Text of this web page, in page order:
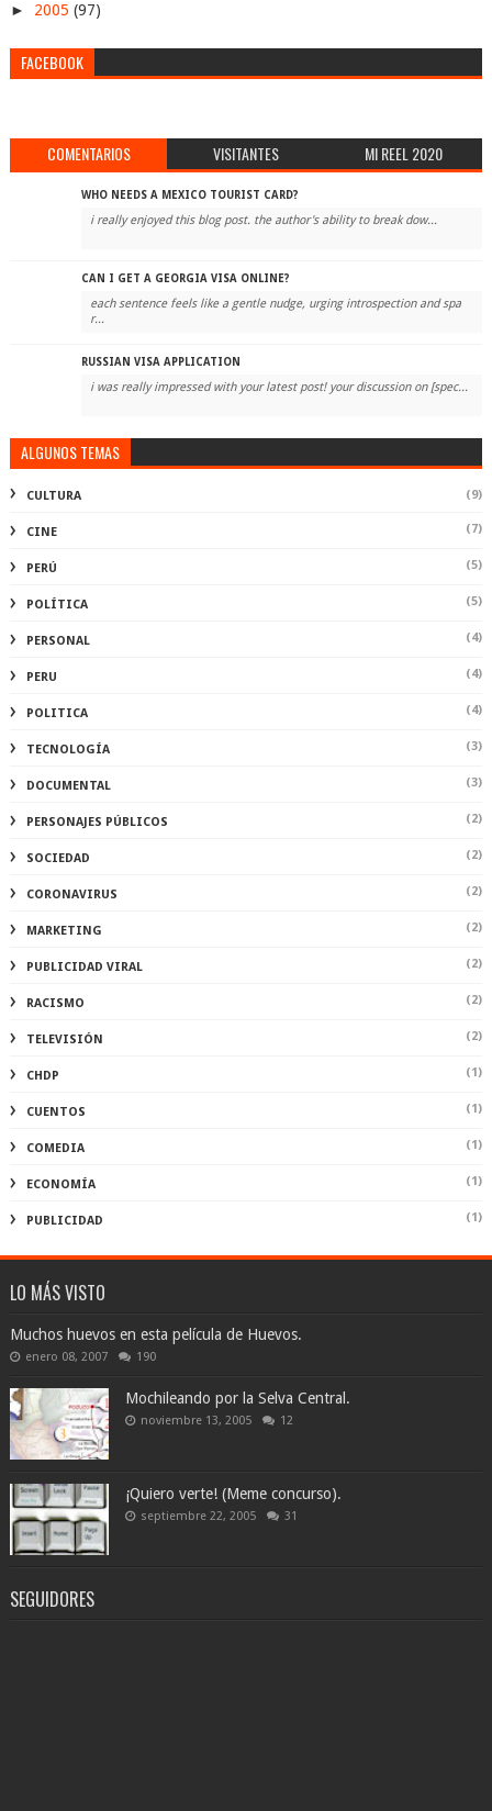
► 2005 (97)
FACEBOOK
COMENTARIOS VISITANTES MI REEL 2020
WHO NEEDS A MEXICO TOURIST CARD?
i really enjoyed this blog post. the author's ability to break dow...
CAN I GET A GEORGIA VISA ONLINE?
each sentence feels like a gentle nudge, urging introspection and spa
r...
RUSSIAN VISA APPLICATION
i was really impressed with your latest post! your discussion on [spec...
ALGUNOS TEMAS
CULTURA (9)
CINE (7)
PERÚ (5)
POLÍTICA (5)
PERSONAL (4)
PERU (4)
POLITICA (4)
TECNOLOGÍA (3)
DOCUMENTAL (3)
PERSONAJES PÚBLICOS (2)
SOCIEDAD (2)
CORONAVIRUS (2)
MARKETING (2)
PUBLICIDAD VIRAL (2)
RACISMO (2)
TELEVISIÓN (2)
CHDP (1)
CUENTOS (1)
COMEDIA (1)
ECONOMÍA (1)
PUBLICIDAD (1)
LO MÁS VISTO
Muchos huevos en esta película de Huevos.
enero 08, 2007 190
Mochileando por la Selva Central.
noviembre 13, 2005 12
¡Quiero verte! (Meme concurso).
septiembre 22, 2005 31
SEGUIDORES